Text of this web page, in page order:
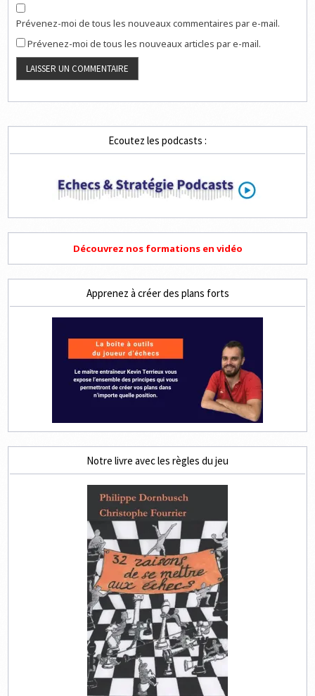
Prévenez-moi de tous les nouveaux commentaires par e-mail.
Prévenez-moi de tous les nouveaux articles par e-mail.
Ecoutez les podcasts :
Découvrez nos formations en vidéo
Apprenez à créer des plans forts
Notre livre avec les règles du jeu